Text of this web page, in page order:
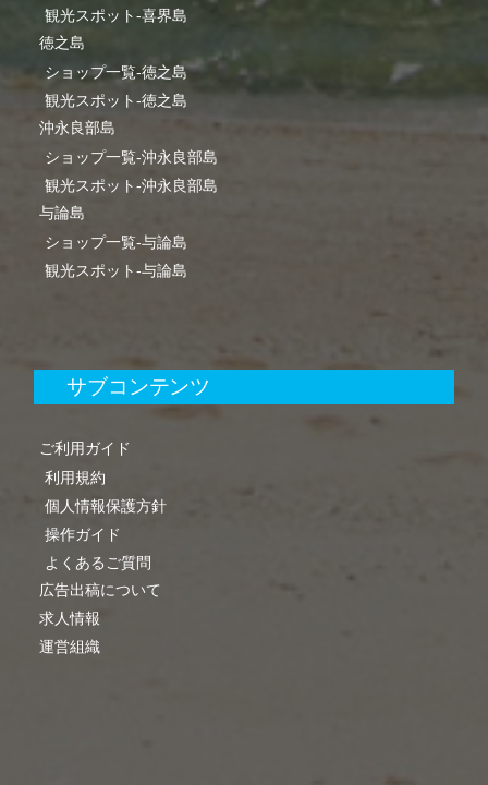
観光スポット-喜界島
徳之島
ショップ一覧-徳之島
観光スポット-徳之島
沖永良部島
ショップ一覧-沖永良部島
観光スポット-沖永良部島
与論島
ショップ一覧-与論島
観光スポット-与論島
サブコンテンツ
ご利用ガイド
利用規約
個人情報保護方針
操作ガイド
よくあるご質問
広告出稿について
求人情報
運営組織